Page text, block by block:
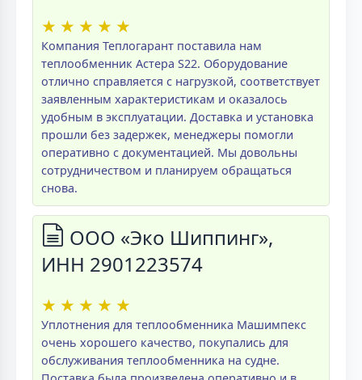
★ ★ ★ ★ ★
Компания Теплогарант поставила нам
теплообменник Астера S22. Оборудование
отлично справляется с нагрузкой, соответствует
заявленным характеристикам и оказалось
удобным в эксплуатации. Доставка и установка
прошли без задержек, менеджеры помогли
оперативно с документацией. Мы довольны
сотрудничеством и планируем обращаться
снова.
ООО «Эко Шиппинг»,
ИНН 2901223574
★ ★ ★ ★ ★
Уплотнения для теплообменника Машимпекс
очень хорошего качество, покупались для
обслуживания теплообменника на судне.